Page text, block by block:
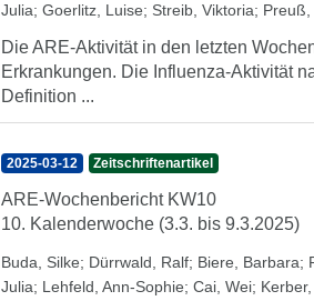
Julia; Goerlitz, Luise; Streib, Viktoria; Preuß,
Die ARE-Aktivität in den letzten
Erkrankungen. Die Influenza-Aktivität
Definition ...
2025-03-12 Zeitschriftenartikel
ARE-Wochenbericht KW10
10. Kalenderwoche (3.3. bis 9.3.2025)
Buda, Silke; Dürrwald, Ralf; Biere, Barbara;
Julia; Lehfeld, Ann-Sophie; Cai, Wei;